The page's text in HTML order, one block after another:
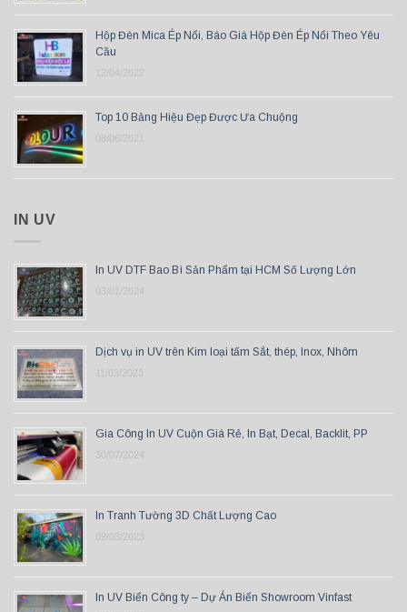
Hộp Đèn Mica Ép Nổi, Báo Giá Hộp Đèn Ép Nổi Theo Yêu
Cầu
12/04/2022
Top 10 Bảng Hiệu Đẹp Được Ưa Chuộng
08/06/2021
IN UV
In UV DTF Bao Bì Sản Phẩm tại HCM Số Lượng Lớn
03/01/2024
Dịch vụ in UV trên Kim loại tấm Sắt, thép, Inox, Nhôm
11/03/2023
Gia Công In UV Cuộn Giá Rẻ, In Bạt, Decal, Backlit, PP
30/07/2024
In Tranh Tường 3D Chất Lượng Cao
09/03/2023
In UV Biển Công ty – Dự Án Biển Showroom Vinfast